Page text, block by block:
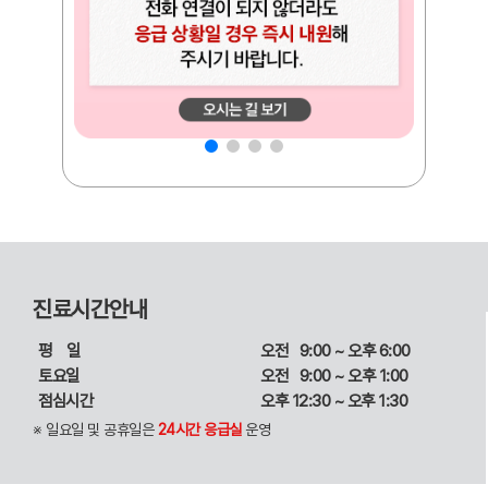
진료시간안내
평일
토요일
점심시간
오전 9:00 ~ 오후 6:00
오전 9:00 ~ 오후 1:00
오후 12:30 ~ 오후 1:30
※ 일요일 및 공휴일은 24시간 응급실 운영